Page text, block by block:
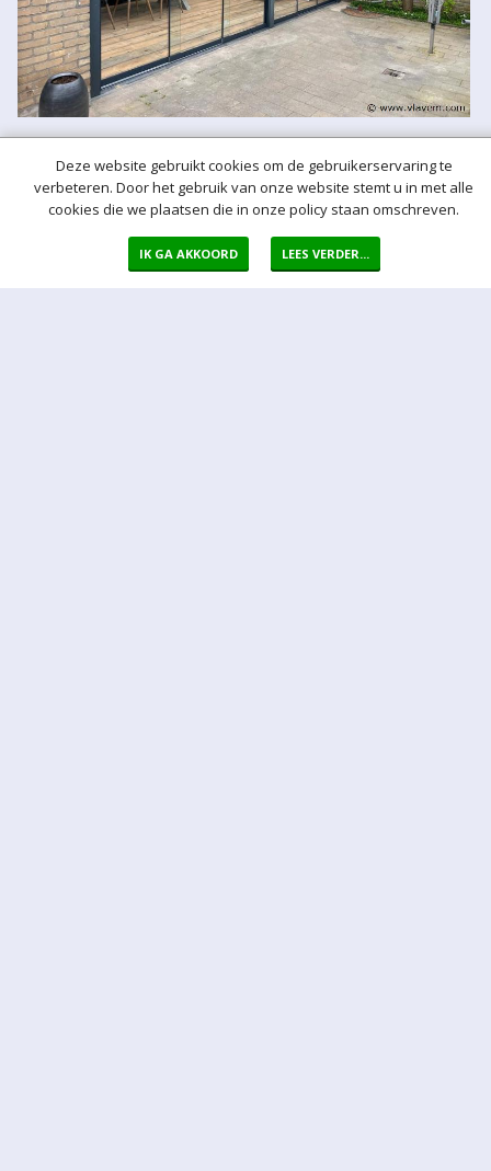
Deze website gebruikt cookies om de gebruikerservaring te
verbeteren. Door het gebruik van onze website stemt u in met alle
cookies die we plaatsen die in onze policy staan omschreven.
IK GA AKKOORD LEES VERDER...